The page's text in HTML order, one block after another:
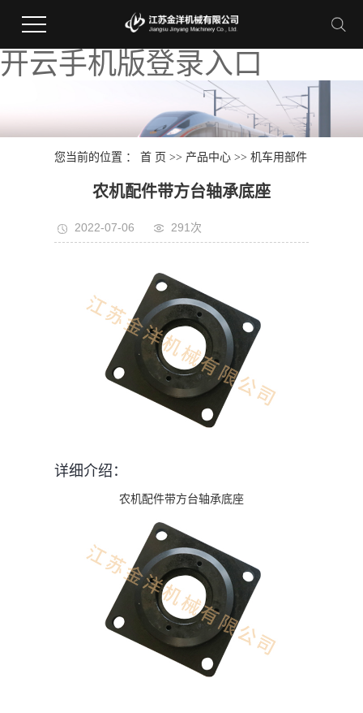
开云手机版登录入口
您当前的位置 ：首 页 >> 产品中心 >>机车用部件
农机配件带方台轴承底座
2022-07-06 291次
详细介绍：
农机配件带方台轴承底座